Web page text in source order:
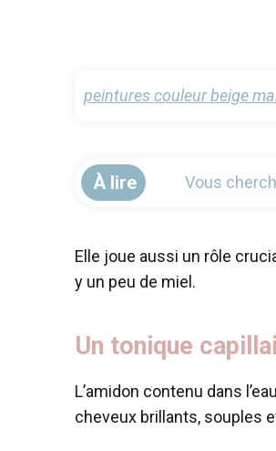
peintures couleur beige
À lire Vous
Elle joue aussi un rôle
y un peu de miel.
Un tonique
L’amidon contenu dans
cheveux brillants, souples